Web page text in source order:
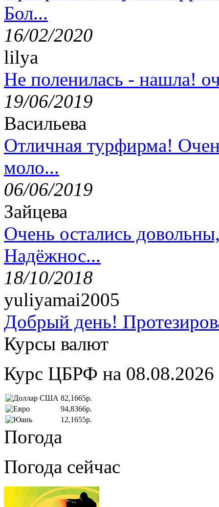
Бол...
16/02/2020
lilya
Не поленилась - нашла!
19/06/2019
Васильева
Отличная турфирма!
моло...
06/06/2019
Зайцева
Очень остались
Надёжнос...
18/10/2018
yuliyamai2005
Добрый день!
Курсы валют
Курс ЦБРФ на 08.08.2026
82,1665р.
94,8366р.
12,1655р.
Погода
Погода сейчас